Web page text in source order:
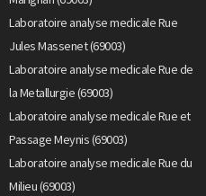
Laboratoire analyse medicale Rue
Jules Massenet (69003)
Laboratoire analyse medicale Rue de
la Metallurgie (69003)
Laboratoire analyse medicale Rue et
Passage Meynis (69003)
Laboratoire analyse medicale Rue du
Milieu (69003)